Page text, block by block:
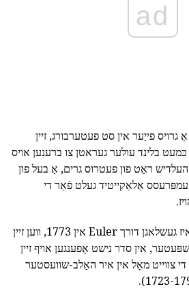
ad
פייַער אין סט פעטערבורג, זיין
כּמעט בלינד עולער געראטן צו ברענען אויס
העלדיש ראַט פון פעטרוס גרים, אַ בעל פון
עמפּרעסס אַלאַקייטיד געלט פֿאַר די
אן אנדער שטרענג קלאַפּ איז געשלאגן דורך Euler אין 1773, ווען זיין
אין סדר נישט אָפענגען אויף זיין
צווייט מאָל אין איר האַלב-שוועסטער